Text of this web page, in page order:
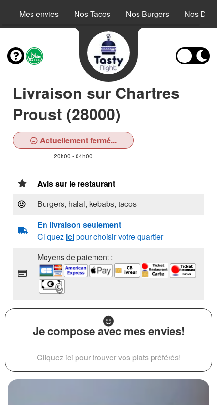
Mes envies Nos Tacos Nos Burgers Nos
Livraison sur Chartres
Proust (28000)
Actuellement fermé...
20h00 - 04h00
Avis sur le restaurant
Burgers, halal, kebabs, tacos
En livraison seulement
Cliquez icipour choisir votre quartier
Moyens de paiement :
Je compose avec mes envies!
Cliquez ici pour trouver vos plats préférés!